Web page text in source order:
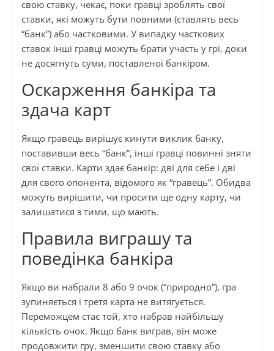
свою ставку, чекає, поки гравці зроблять свої
ставки, які можуть бути повними (ставлять весь
“банк”) або частковими. У випадку часткових
ставок інші гравці можуть брати участь у грі, доки
не досягнуть суми, поставленої банкіром.
Оскарження банкіра та
здача карт
Якщо гравець вирішує кинути виклик банку,
поставивши весь “банк”, інші гравці повинні зняти
свої ставки. Карти здає банкір: дві для себе і дві
для свого опонента, відомого як “гравець”. Обидва
можуть вирішити, чи просити ще одну карту, чи
залишатися з тими, що мають.
Правила виграшу та
поведінка банкіра
Якщо ви набрали 8 або 9 очок (“природно”), гра
зупиняється і третя карта не витягується.
Переможцем стає той, хто набрав найбільшу
кількість очок. Якщо банк виграв, він може
продовжити гру, зменшити свою ставку або